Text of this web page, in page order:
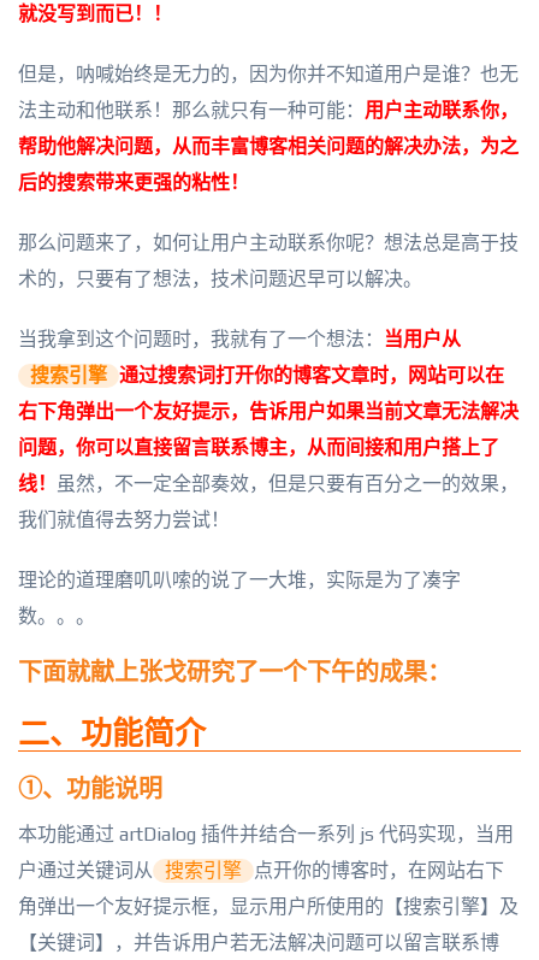
就没写到而已！！
但是，呐喊始终是无力的，因为你并不知道用户是谁？也无
法主动和他联系！那么就只有一种可能： 用户主动联系你，
帮助他解决问题，从而丰富博客相关问题的解决办法，为之
后的搜索带来更强的粘性！
那么问题来了，如何让用户主动联系你呢？想法总是高于技
术的，只要有了想法，技术问题迟早可以解决。
当我拿到这个问题时，我就有了一个想法：
当用户从
搜索引擎 通过搜索词打开你的博客文章时，网站可以在
右下角弹出一个友好提示，告诉用户如果当前文章无法解决
问题，你可以直接留言联系博主，从而间接和用户搭上了
线！
虽然，不一定全部奏效，但是只要有百分之一的效果，
我们就值得去努力尝试！
理论的道理磨叽叭嗦的说了一大堆，实际是为了凑字
数。。。
下面就献上张戈研究了一个下午的成果：
二、功能简介
①、功能说明
本功能通过 artDialog 插件并结合一系列 js 代码实现，当用
户通过关键词从
搜索引擎
点开你的博客时，在网站右下
角弹出一个友好提示框，显示用户所使用的【搜索引擎】及
【关键词】，并告诉用户若无法解决问题可以留言联系博